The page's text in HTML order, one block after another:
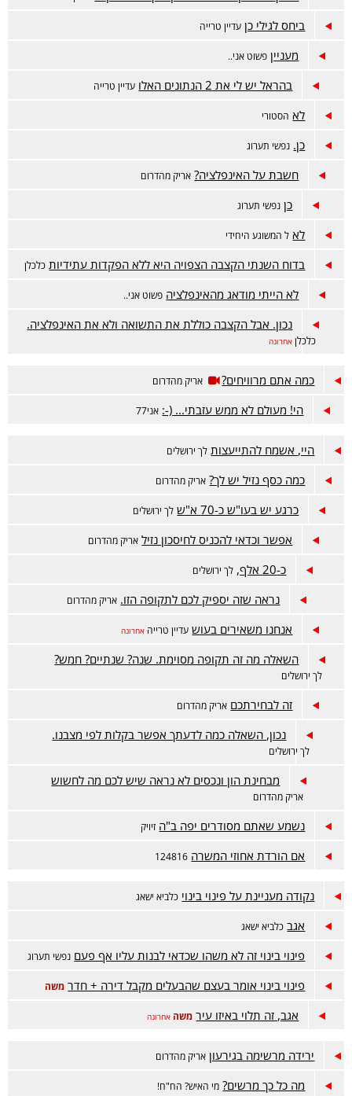
ביחס לגילי כן עדיין טרייה
מעניין פשוט אני..
בהראל יש לי את 2 הנתונים האלו עדיין טרייה
לא הסטורי
כן. נפשי תערוג
חשבת על האינפלציה? אריק מהדרום
כן נפשי תערוג
לא ל המשוגע היחידי
בדוח השנתי הקצבה הצפויה היא ללא הפקדות עתידיות כלכלן
לא הייתי מודאג מהאינפלציה פשוט אני..
נכון. אבל הקצבה כוללת את התשואה ולא את האינפלציה.
כלכלן אחרונה
כמה אתם מרוויחים? אריק מהדרום
הי! מעולם לא ממש עזבתי... (-: אני77
היי, אשמח להתייעצות לך ירושלים
כמה כסף נזיל יש לך? אריק מהדרום
כרגע יש בעו"ש כ-70 א"ש לך ירושלים
אפשר וכדאי להכניס לחיסכון נזיל אריק מהדרום
כ-20 אלף, לך ירושלים
נראה שזה יספיק לכם לתקופה הזו. אריק מהדרום
אנחנו משאירים בעוש עדיין טרייה אחרונה
השאלה מה זה תקופה מסוימת. שנה? שנתיים? חמש?
לך ירושלים
זה לבחירתכם אריק מהדרום
נכון, השאלה כמה לדעתך אפשר בקלות לפי מצבנו.
לך ירושלים
מבחינת הון ונכסים לא נראה שיש לכם מה לחשוש
אריק מהדרום
נשמע שאתם מסודרים יפה ב"ה זיויק
אם הורדת אחוזי המשרה 124816
נקודה מעניינת על פינוי בינוי כלביא ישאג
אגב כלביא ישאג
פינוי בינוי זה לא משהו שכדאי לבנות עליו אף פעם נפשי תערוג
פינוי בינוי אומר בעצם שהבעלים מקבל דירה + חדר משה
אגב, זה תלוי באיזו עיר משה אחרונה
ירידה מרשימה בגירעון אריק מהדרום
מה כל כך מרשים? מי האיש? הח"ח!